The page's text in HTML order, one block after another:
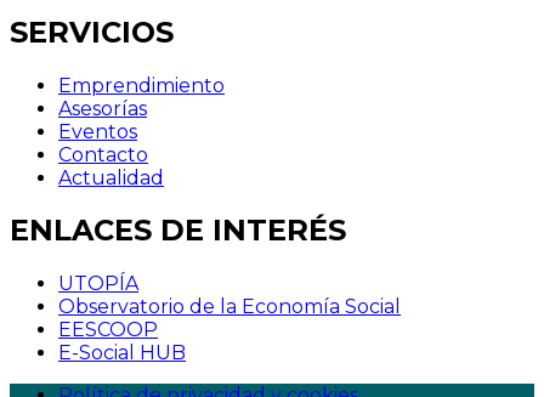
SERVICIOS
Emprendimiento
Asesorías
Eventos
Contacto
Actualidad
ENLACES DE INTERÉS
UTOPÍA
Observatorio de la Economía Social
EESCOOP
E-Social HUB